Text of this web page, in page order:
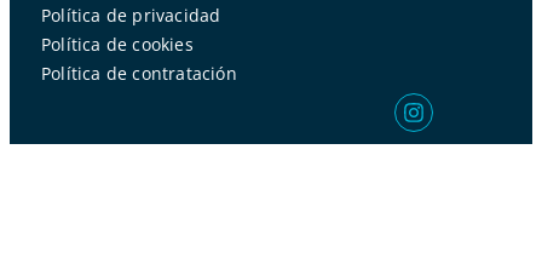
Política de privacidad
Política de cookies
Política de contratación